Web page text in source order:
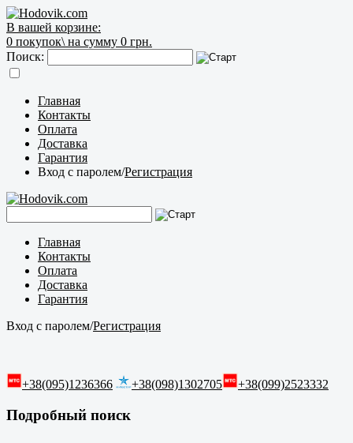
В вашей корзине:
0 покупок\ на сумму 0 грн.
Поиск:
Главная
Контакты
Оплата
Доставка
Гарантия
Вход с паролем/Регистрация
Главная
Контакты
Оплата
Доставка
Гарантия
Вход с паролем/Регистрация
+38(095)1236366 +38(098)1302705 +38(099)2523332
Подробный поиск